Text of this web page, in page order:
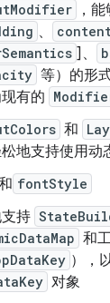
，
、
]、
等）的形
有的
和
地支持使用动
fontStyle
持
和
），
对象